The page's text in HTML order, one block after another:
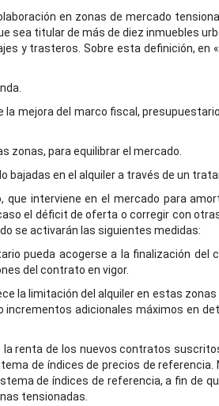
en zonas de mercado
sea titular de más de diez inmuebles
y trasteros. Sobre esta definición, en
mejora del marco fiscal,
zonas, para equilibrar el mercado.
en el alquiler a través de un
interviene en el mercado para
el déficit de oferta o corregir con
se activarán las siguientes medidas:
pueda acogerse a la finalización
del contrato en vigor.
la limitación del alquiler en estas
adicionales máximos en
renta de los nuevos contratos
de índices de precios de
de índices de referencia, a fin de
tensionadas.